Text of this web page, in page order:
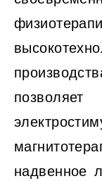
надвенное